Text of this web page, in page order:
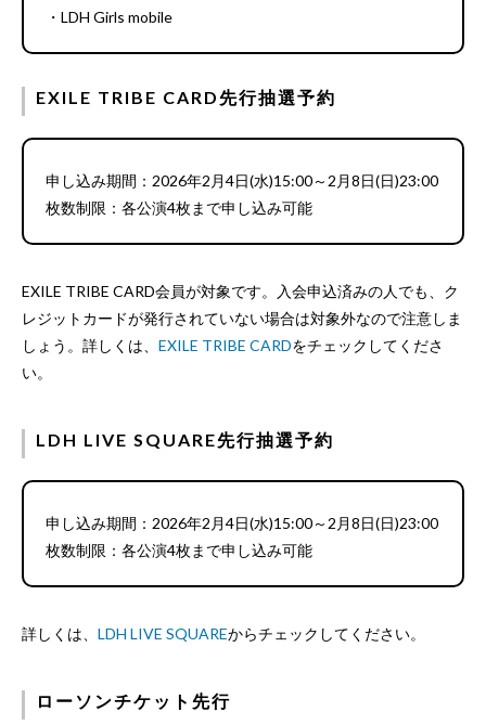
・LDH Girls mobile
EXILE TRIBE CARD先行抽選予約
申し込み期間：2026年2月4日(水)15:00～2月8日(日)23:00
枚数制限：各公演4枚まで申し込み可能
EXILE TRIBE CARD会員が対象です。入会申込済みの人でも、ク
レジットカードが発行されていない場合は対象外なので注意しま
しょう。詳しくは、 EXILE TRIBE CARDをチェックしてくださ
い。
LDH LIVE SQUARE先行抽選予約
申し込み期間：2026年2月4日(水)15:00～2月8日(日)23:00
枚数制限：各公演4枚まで申し込み可能
詳しくは、 LDH LIVE SQUAREからチェックしてください。
ローソンチケット先行